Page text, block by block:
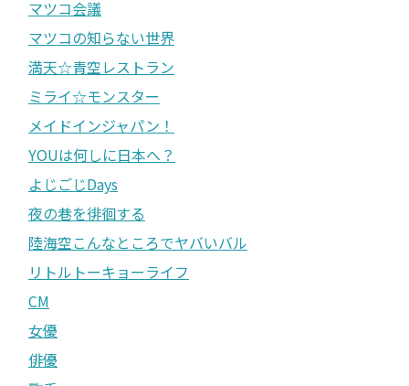
マツコ会議
マツコの知らない世界
満天☆青空レストラン
ミライ☆モンスター
メイドインジャパン！
YOUは何しに日本へ？
よじごじDays
夜の巷を徘徊する
陸海空こんなところでヤバいバル
リトルトーキョーライフ
CM
女優
俳優